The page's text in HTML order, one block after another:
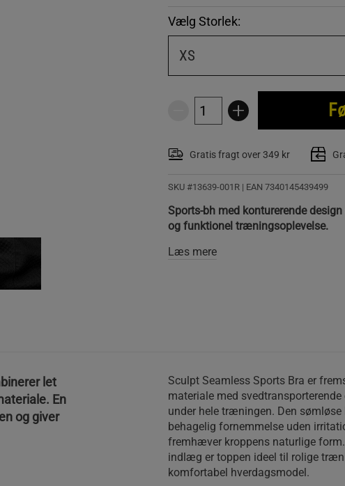
Vælg Storlek:
XS
Gratis fragt over 349 kr
SKU #13639-001R | EAN 7340145439499
Sports-bh med konturerende
og funktionel træningsoplevelse.
Læs mere
let
En
og giver
Sculpt Seamless Sports Bra er
materiale med
under hele træningen. Den
behagelig fornemmelse uden
fremhæver kroppens naturlige
indlæg er toppen ideel til rolige
komfortabel hverdagsmodel.